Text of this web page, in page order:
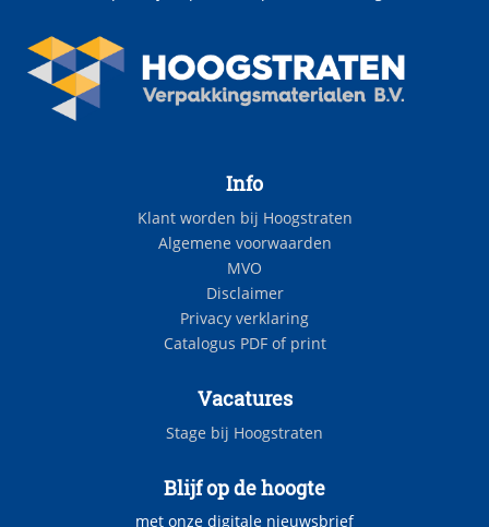
Info
Klant worden bij Hoogstraten
Algemene voorwaarden
MVO
Disclaimer
Privacy verklaring
Catalogus PDF of print
Vacatures
Stage bij Hoogstraten
Blijf op de hoogte
met onze digitale nieuwsbrief